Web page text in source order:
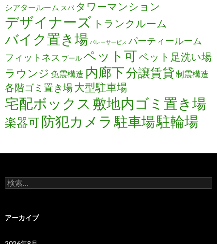
シアタールーム スパ タワーマンション
デザイナーズ トランクルーム
バイク置き場 バレーサービス パーティールーム
フィットネス プールペット可ペット足洗い場
ラウンジ 免震構造 内廊下分譲賃貸制震構造
各階ゴミ置き場大型駐車場
宅配ボックス 敷地内ゴミ置き場
楽器可防犯カメラ 駐車場駐輪場
検
索:
アーカイブ